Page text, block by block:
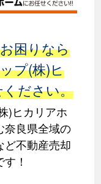
困りなら
プ(株)ヒ
ださい。
)ヒカリアホ
奈良県全域の
ど不動産売却
！